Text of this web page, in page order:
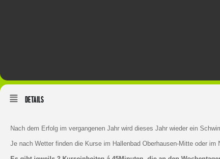
Details
Nach dem Erfolg im vergangenen Jahr wird dieses Jahr wieder ein
Je nach Wetter finden die Kurse im Hallenbad Oberhausen-Mitte oder